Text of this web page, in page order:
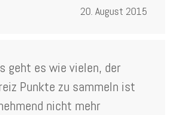
20. August 2015
geht es wie vielen, der
Punkte zu sammeln ist
nicht mehr